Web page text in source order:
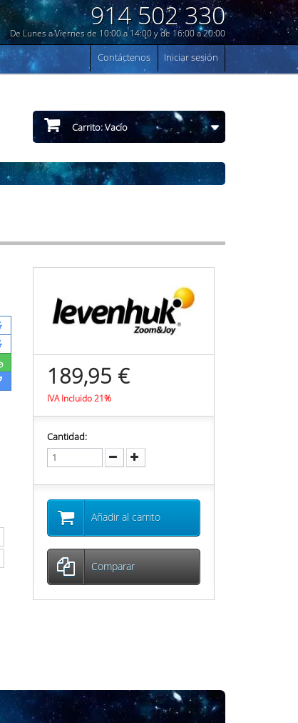
914 502 330
De Lunes a Viernes de 10:00 a 14:00 y de 16:00 a 20:00
Iniciar sesión
Contáctenos
Carrito:Vacío
189,95 €
IVA Incluido 21%
Cantidad:
Añadir al carrito
Comparar